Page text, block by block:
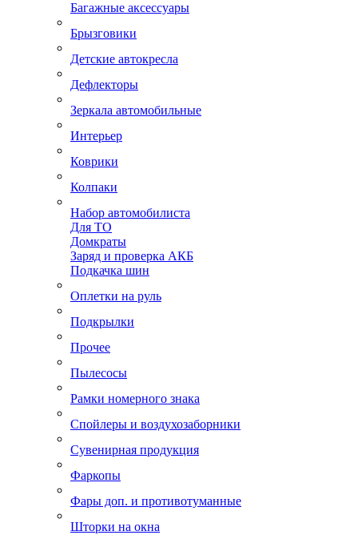
Багажные аксессуары
Брызговики
Детские автокресла
Дефлекторы
Зеркала автомобильные
Интерьер
Коврики
Колпаки
Набор автомобилиста
Для ТО
Домкраты
Заряд и проверка АКБ
Подкачка шин
Оплетки на руль
Подкрылки
Прочее
Пылесосы
Рамки номерного знака
Спойлеры и воздухозаборники
Сувенирная продукция
Фаркопы
Фары доп. и противотуманные
Шторки на окна